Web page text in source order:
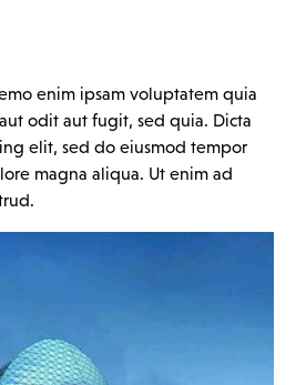
enim ipsam voluptatem quia
odit aut fugit, sed quia. Dicta
elit, sed do eiusmod tempor
magna aliqua. Ut enim ad